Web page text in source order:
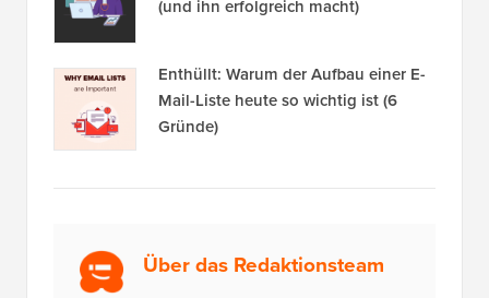
(und ihn erfolgreich macht)
Enthüllt: Warum der Aufbau einer E-
Mail-Liste heute so wichtig ist (6
Gründe)
Über das Redaktionsteam